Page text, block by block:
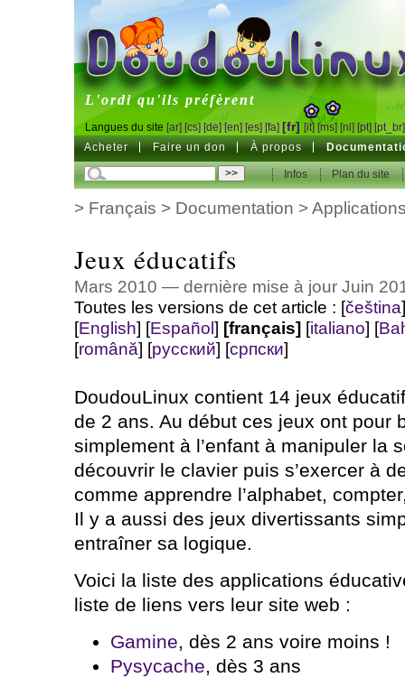
DoudouLinux
L'ordi qu'ils préfèrent
Langues du site [ar] [cs] [de] [en] [es] [fa] [fr] [it] [ms] [nl] [pt] [pt_br]
Acheter Faire un don À propos
Infos Plan du site
> Français > Documentation >
Jeux éducatifs
Mars 2010 — dernière mise à jour Juin
Toutes les versions de cet article : [čeština]
[English] [Español] [français] [italiano] [
[română] [русский] [српски]
DoudouLinux contient 14 jeux
de 2 ans. Au début ces jeux ont pour
simplement à l’enfant à manipuler la
découvrir le clavier puis s’exercer à
comme apprendre l’alphabet,
Il y a aussi des jeux divertissants
entraîner sa logique.
Voici la liste des applications
liste de liens vers leur site web :
Gamine, dès 2 ans voire moins !
Pysycache, dès 3 ans